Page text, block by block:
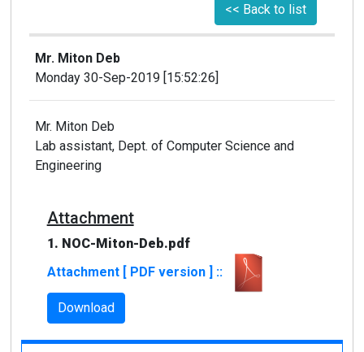
<< Back to list
Mr. Miton Deb
Monday 30-Sep-2019 [15:52:26]
Mr. Miton Deb
Lab assistant, Dept. of Computer Science and
Engineering
Attachment
1. NOC-Miton-Deb.pdf
Attachment [ PDF version ] ::
Download